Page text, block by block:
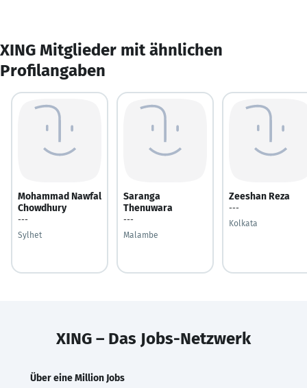
XING Mitglieder mit ähnlichen
Profilangaben
Mohammad Nawfal
Chowdhury
---
Sylhet
Saranga
Thenuwara
---
Malambe
Zeeshan Reza
---
Kolkata
XING – Das Jobs-Netzwerk
Über eine Million Jobs